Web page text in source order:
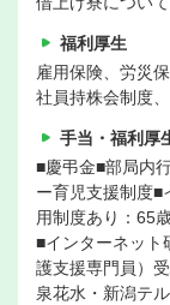
福利厚生
雇用保険、労災
社員持株会制度
手当・福利厚
■慶弔金■部局内
ー育児支援制度■
用制度あり：65
■インターネット
護支援専門員）
泉花水・新潟テ